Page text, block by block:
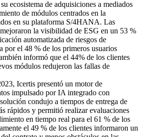
ecosistema de adquisiciones a mediados
de módulos centrados en la
en su plataforma S/4HANA. Las
la visibilidad de ESG en un 53 %
automatizada de riesgos de
por el 48 % de los primeros usuarios
informó que el 44% de los clientes
módulos redujeron las fallas de
Icertis presentó un motor de
impulsado por IA integrado con
condujo a tiempos de entrega de
rápidos y permitió realizar evaluaciones
en tiempo real para el 61 % de los
el 49 % de los clientes informaron un